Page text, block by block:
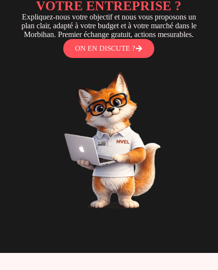
VOTRE ENTREPRISE ?
Expliquez-nous votre objectif et nous vous proposons un
plan clair, adapté à votre budget et à votre marché dans le
Morbihan. Premier échange gratuit, actions mesurables.
ON EN DISCUTE ?